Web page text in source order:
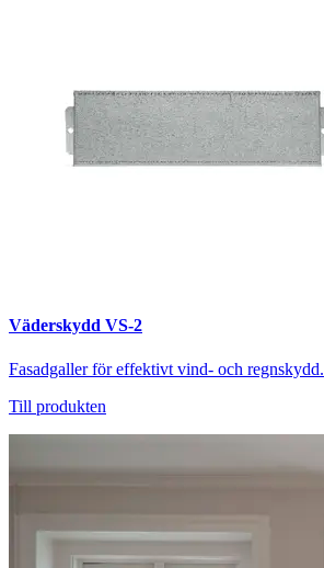
Väderskydd VS-2
Fasadgaller för effektivt vind- och regnskydd.
Till produkten